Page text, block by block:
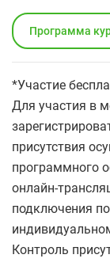
Программа
*Участие
Для участия в
присутствия
программного
онлайн-
подключения
Контроль